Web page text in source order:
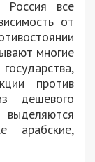
Россия все
от
многие
против
дешевого
выделяются
арабские,